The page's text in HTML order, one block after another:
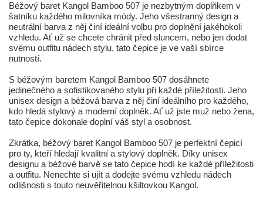
Béžový baret Kangol Bamboo 507 je nezbytným doplňkem v
šatníku každého milovníka módy. Jeho všestranný design a
neutrální barva z něj činí ideální volbu pro doplnění jakéhokoli
vzhledu. Ať už se chcete chránit před sluncem, nebo jen dodat
svému outfitu nádech stylu, tato čepice je ve vaší sbírce
nutností.
S béžovým baretem Kangol Bamboo 507 dosáhnete
jedinečného a sofistikovaného stylu při každé příležitosti. Jeho
unisex design a béžová barva z něj činí ideálního pro každého,
kdo hledá stylový a moderní doplněk. Ať už jste muž nebo žena,
tato čepice dokonale doplní váš styl a osobnost.
Zkrátka, béžový baret Kangol Bamboo 507 je perfektní čepicí
pro ty, kteří hledají kvalitní a stylový doplněk. Díky unisex
designu a béžové barvě se tato čepice hodí ke každé příležitosti
a outfitu. Nenechte si ujít a dodejte svému vzhledu nádech
odlišnosti s touto neuvěřitelnou kšiltovkou Kangol.